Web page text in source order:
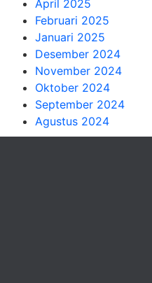
April 2025
Februari 2025
Januari 2025
Desember 2024
November 2024
Oktober 2024
September 2024
Agustus 2024